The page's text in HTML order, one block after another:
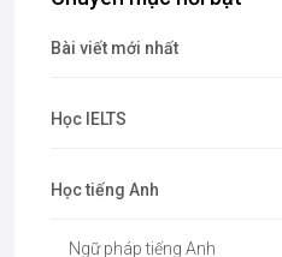
Bài viết mới nhất
Học IELTS
Học tiếng Anh
Ngữ pháp tiếng Anh